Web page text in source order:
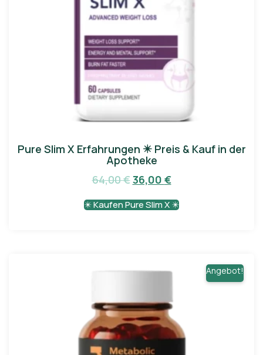
Pure Slim X Erfahrungen ✴️ Preis & Kauf in der
Apotheke
64,00€36,00 €
✴️ Kaufen Pure Slim X ✴️
Angebot!